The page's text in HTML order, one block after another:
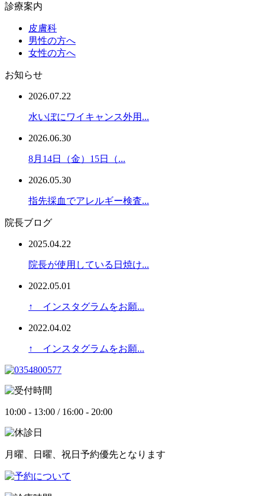
診療案内
皮膚科
男性の方へ
女性の方へ
お知らせ
2026.07.22
水いぼにワイキャンス外用...
2026.06.30
8月14日（金）15日（...
2026.05.30
指先採血でアレルギー検査...
院長ブログ
2025.04.22
院長が使用している日焼け...
2022.05.01
↑ インスタグラムをお願...
2022.04.02
↑ インスタグラムをお願...
10:00 - 13:00 / 16:00 - 20:00
月曜、日曜、祝日予約優先となります